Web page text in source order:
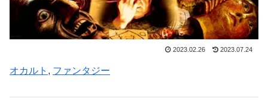
2023.02.26 2023.07.24
オカルト , ファンタジー